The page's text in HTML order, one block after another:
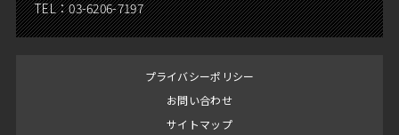
TEL：03-6206-7197
プライバシーポリシー
お問い合わせ
サイトマップ